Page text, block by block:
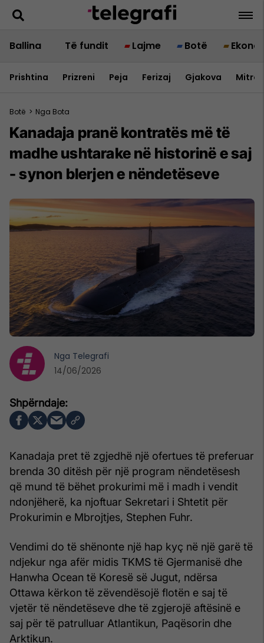
Ballina Të fundit Lajme Botë
Prishtina Prizreni Peja Ferizaj Gjakova
Botë > Nga Bota
Kanadaja pranë kontratës më të
madhe ushtarake në historinë e saj
- synon blerjen e nëndetëseve
Kanadaja pret të zgjedhë një ofertues të preferuar
brenda 30 ditësh për një program nëndetësesh
që mund të bëhet prokurimi më i madh i vendit
ndonjëherë, ka njoftuar Sekretari i Shtetit për
Prokurimin e Mbrojtjes, Stephen Fuhr.
Vendimi do të shënonte një hap kyç në një garë të
ndjekur nga afër midis TKMS të Gjermanisë dhe
Hanwha Ocean të Koresë së Jugut, ndërsa
Ottawa kërkon të zëvendësojë flotën e saj të
vjetër të nëndetëseve dhe të zgjerojë aftësinë e
saj për të patrulluar Atlantikun, Paqësorin dhe
Arktikun.
Nga Telegrafi
14/06/2026